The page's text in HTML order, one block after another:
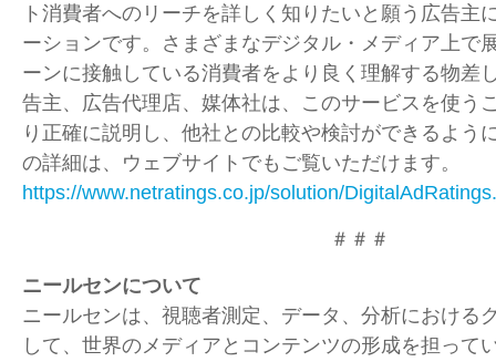
ト消費者へのリーチを詳しく知りたいと願う広告主
ーションです。さまざまなデジタル・メディア上で
ーンに接触している消費者をより良く理解する物差
告主、広告代理店、媒体社は、このサービスを使う
り正確に説明し、他社との比較や検討ができるよう
の詳細は、ウェブサイトでもご覧いただけます。
https://www.netratings.co.jp/solution/
＃＃＃
ニールセンについて
ニールセンは、視聴者測定、データ、分析における
して、世界のメディアとコンテンツの形成を担って